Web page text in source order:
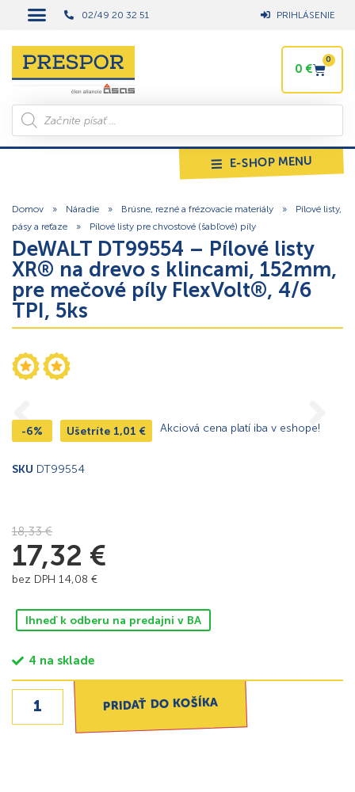
02/49 20 32 51 PRIHLÁSENIE
0 €
0
E-SHOP MENU
Domov » Náradie » Brúsne, rezné a frézovacie materiály »
Pílové listy,
pásy a reťaze
» Pílové listy pre chvostové (šabľové) píly
DeWALT DT99554 – Pílové listy
XR® na drevo s klincami, 152mm,
pre mečové píly FlexVolt®, 4/6
TPI, 5ks
-6% Ušetríte 1,01 € Akciová cena platí iba v eshope!
SKU DT99554
18,33€
17,32 €
bez DPH 14,08 €
Ihneď k odberu na predajni v BA
4 na sklade
PRIDAŤ DO KOŠÍKA